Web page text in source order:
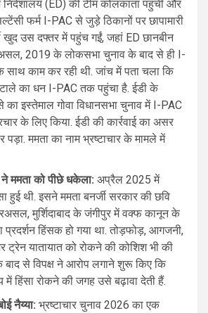
निदेशालय (ED) की टीम कोलकाता पहुंची और
फर्म I-PAC से जुड़े ठिकानों पर छापामारी
खुद उस दफ्तर में पहुंच गईं, जहां ED छानबीन
2019 के लोकसभा चुनाव के बाद से ही I-
साथ काम कर रही थी. जांच में पता चला कि
का धन I-PAC तक पहुंचा है. ईडी के
का इस्तेमाल गोवा विधानसभा चुनाव में I-PAC
के लिए किया. ईडी की कार्रवाई का असर
पड़ा. ममता का नाम भ्रष्टाचार के मामले में
ने ममता को पीछे धकेला: अप्रैल 2025 में
हुई थी. इसने ममता बनर्जी सरकार की छवि
मुर्शिदाबाद के जंगीपुर में वक्फ कानून के
हिंसक हो गया था. तोड़फोड़, आगजनी,
यातायात को रोकने की कोशिश भी की
से विपक्ष ने आरोप लगाने शुरू किए कि
में हिंसा रोकने की जगह उसे बढ़ावा देती हैं.
नैय्या: भ्रष्टाचार चुनाव 2026 का एक